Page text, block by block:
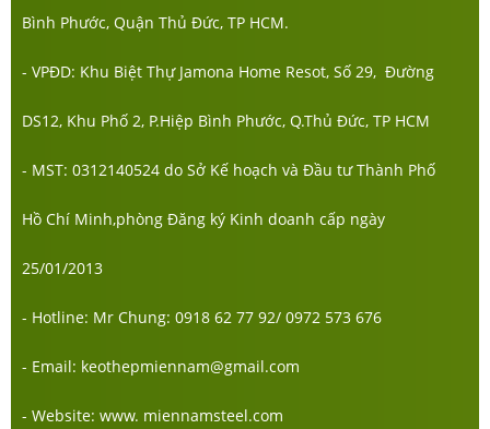
Bình Phước, Quận Thủ Đức, TP HCM.
- VPĐD: Khu Biệt Thự Jamona Home Resot, Số 29, Đường
DS12, Khu Phố 2, P.Hiệp Bình Phước, Q.Thủ Đức, TP HCM
- MST: 0312140524 do Sở Kế hoạch và Đầu tư Thành Phố
Hồ Chí Minh,phòng Đăng ký Kinh doanh cấp ngày
25/01/2013
- Hotline: Mr Chung: 0918 62 77 92/ 0972 573 676
- Email: keothepmiennam@gmail.com
- Website: www. miennamsteel.com